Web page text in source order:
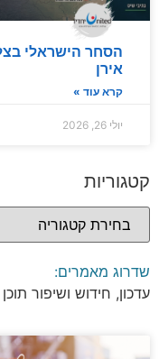
הסחר הישראלי
אירן
קרא עוד »
יולי 26, 2026
קטגוריות
שדרוג מאמרים:
עדכון, חידוש ושיפור